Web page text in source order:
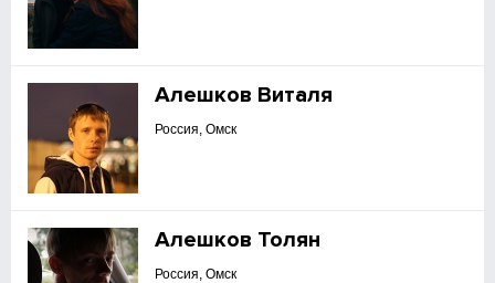
Алешков Виталя
Россия, Омск
Алешков Толян
Россия, Омск